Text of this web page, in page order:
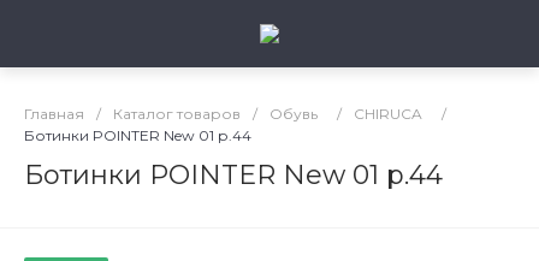
Главная / Каталог товаров / Обувь / CHIRUCA
/
Ботинки POINTER New 01 р.44
Ботинки POINTER New 01 р.44